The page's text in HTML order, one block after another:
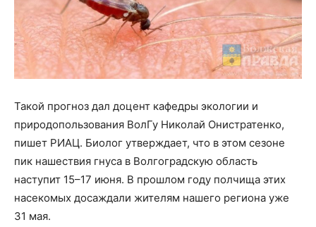
Такой прогноз дал доцент кафедры экологии и
природопользования ВолГу Николай Онистратенко,
пишет РИАЦ. Биолог утверждает, что в этом сезоне
пик нашествия гнуса в Волгоградскую область
наступит 15–17 июня. В прошлом году полчища этих
насекомых досаждали жителям нашего региона уже
31 мая.